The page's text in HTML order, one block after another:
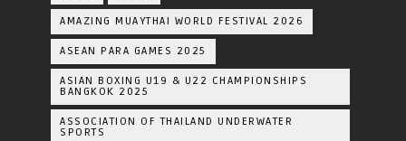
AMAZING MUAYTHAI WORLD FESTIVAL 2026
ASEAN PARA GAMES 2025
ASIAN BOXING U19 & U22 CHAMPIONSHIPS
BANGKOK 2025
ASSOCIATION OF THAILAND UNDERWATER
SPORTS